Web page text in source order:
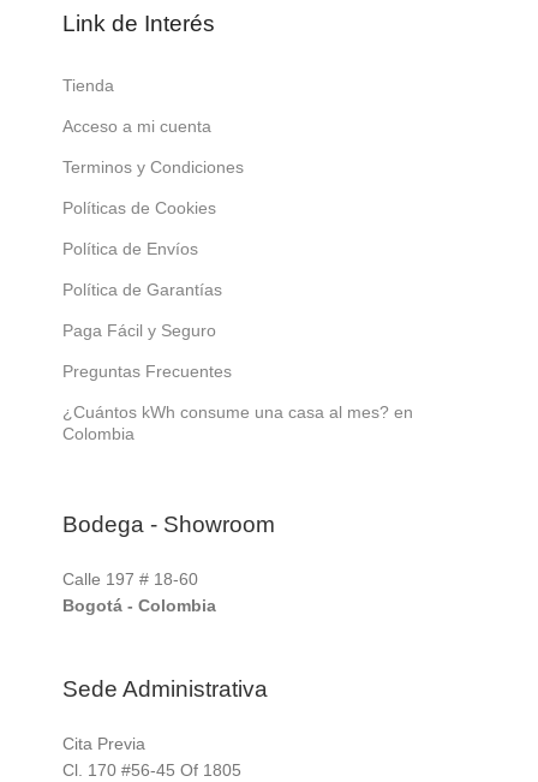
Link de Interés
Tienda
Acceso a mi cuenta
Terminos y Condiciones
Políticas de Cookies
Política de Envíos
Política de Garantías
Paga Fácil y Seguro
Preguntas Frecuentes
¿Cuántos kWh consume una casa al mes? en
Colombia
Bodega - Showroom
Calle 197 # 18-60
Bogotá - Colombia
Sede Administrativa
Cita Previa
Cl. 170 #56-45 Of 1805